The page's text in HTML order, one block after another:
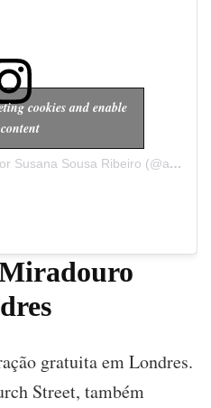
Uma publicação partilhada por Susana Sousa Ribeiro (@a.cachopa)
cookies and enable
gratuita em Londres.
Street, também